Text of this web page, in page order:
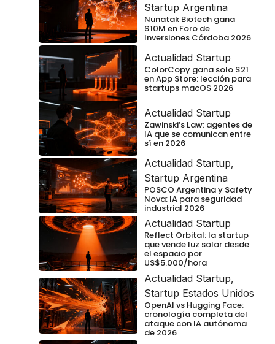
Startup Argentina
Nunatak Biotech gana
$10M en Foro de
Inversiones Córdoba 2026
Actualidad Startup
ColorCopy gana solo $21
en App Store: lección para
startups macOS 2026
Actualidad Startup
Zawinski’s Law: agentes de
IA que se comunican entre
sí en 2026
Actualidad Startup,
Startup Argentina
POSCO Argentina y Safety
Nova: IA para seguridad
industrial 2026
Actualidad Startup
Reflect Orbital: la startup
que vende luz solar desde
el espacio por
US$5.000/hora
Actualidad Startup,
Startup Estados Unidos
OpenAI vs Hugging Face:
cronología completa del
ataque con IA autónoma
de 2026